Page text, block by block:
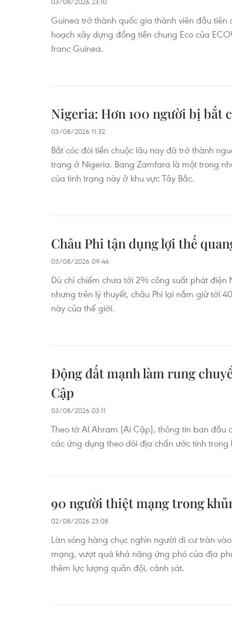
Guinea trở thành quốc gia thành viên đầu
hoạch xây dựng đồng tiền chung Eco của
franc Guinea.
Nigeria: Hơn 100 người bị bắt
03/08/2026 11:32
Bắt cóc đòi tiền chuộc lâu nay đã trở thành
trang ở Nigeria. Bang Zamfara là một trong
của tình trạng này ở khu vực Tây Bắc.
Châu Phi tận dụng lợi thế
03/08/2026 09:46
Dù chỉ chiếm chưa tới 2% công suất phát
nhưng trên lý thuyết, châu Phi lại nắm giữ tới
này của thế giới.
Động đất mạnh làm rung
Cập
03/08/2026 03:11
Theo tờ Al Ahram (Ai Cập), thông tin ban
các ứng dụng theo dõi địa chấn ước tính trong
90 người thiệt mạng trong
02/08/2026 23:08
Làn sóng hàng chục nghìn người di cư tràn
mạng, vượt quá khả năng ứng phó của địa
thêm lực lượng quân đội, cảnh sát.